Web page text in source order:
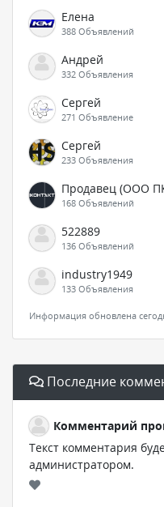
Елена
388 Объявлений
Андрей
332 Объявления
Сергей
271 Объявление
Сергей
233 Объявления
Продавец (ООО
168 Объявлений
522889
136 Объявлений
industry1949
133 Объявления
Информация обновлена
Последние
Комментарий
Текст комментария
администратором.